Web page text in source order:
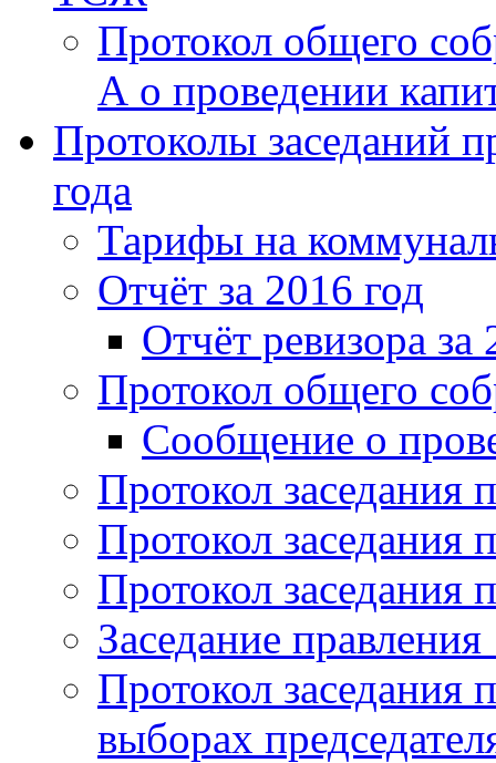
Протокол общего
А о проведении
Протоколы заседаний
года
Тарифы на
Отчёт за 2016 год
Отчёт ревизора за
Протокол общего
Сообщение о
Протокол заседания
Протокол заседания
Протокол заседания
Заседание
Протокол заседания
выборах